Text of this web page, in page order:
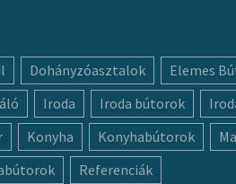
Dohányzóasztalok
Elemes
Iroda Iroda bútorok
Konyha Konyhabútorok
Referenciák